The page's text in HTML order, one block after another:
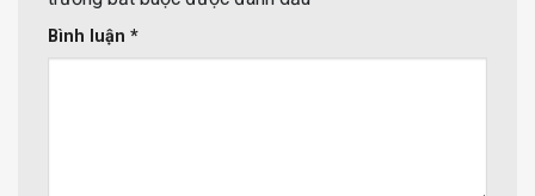
Bình luận *